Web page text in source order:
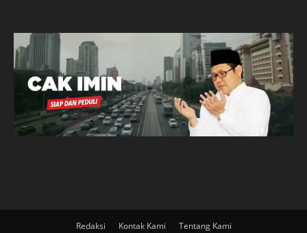
Redaksi Kontak Kami Tentang Kami